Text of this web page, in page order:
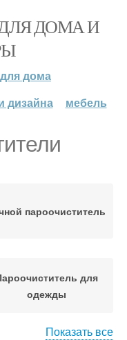
ДОМА И
дома
дизайна мебель
пароочиститель
для
одежды
Показать все